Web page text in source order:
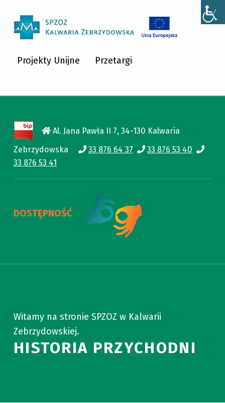
Projekty Unijne Przetargi
Al. Jana Pawła II 7, 34-130 Kalwaria
Zebrzydowska
33 876 64 37
33 876 53 40
33 876 53 41
DOSTĘPNOŚĆ
Witamy na stronie SPZOZ w Kalwarii
Zebrzydowskiej.
HISTORIA PRZYCHODNI